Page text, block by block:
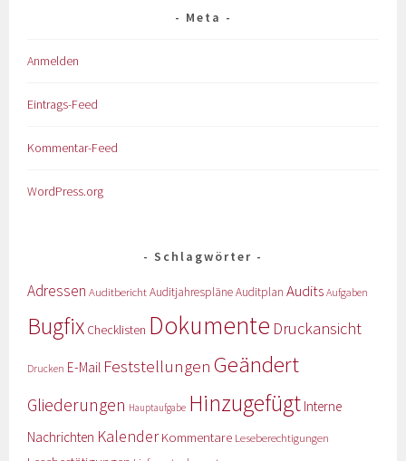
Meta
Anmelden
Eintrags-Feed
Kommentar-Feed
WordPress.org
Schlagwörter
Adressen AuditberichtAuditjahrespläneAuditplan Audits Aufgaben
Bugfix Checklisten Dokumente Druckansicht
Drucken E-Mail Feststellungen Geändert
Gliederungen Hauptaufgabe Hinzugefügt Interne
Nachrichten KalenderKommentare Leseberechtigungen